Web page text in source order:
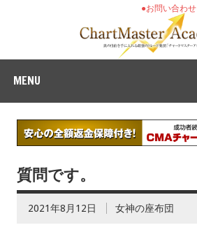
●お問い合わせ
MENU
質問です。
2021年8月12日 女神の座布団